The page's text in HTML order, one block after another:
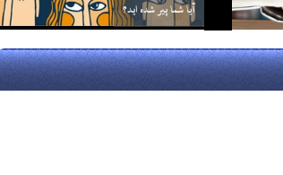
دعا درمانی (1)
17 مرداد 03